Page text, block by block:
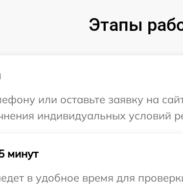
Этапы
или оставьте заявку на
индивидуальных условий
минут
в удобное время для